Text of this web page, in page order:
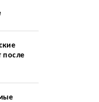
после